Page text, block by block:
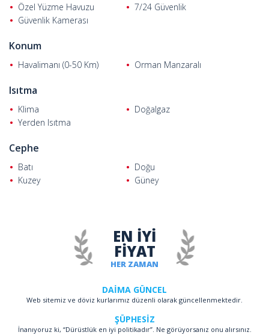
Özel Yüzme Havuzu
7/24 Güvenlik
Güvenlik Kamerası
Konum
Havalimanı (0-50 Km) Orman Manzaralı
Isıtma
Klima
Doğalgaz
Yerden Isıtma
Cephe
Batı
Doğu
Kuzey
Güney
HER ZAMAN
EN İYİ
FİYAT
DAİMA GÜNCEL
Web sitemiz ve döviz kurlarımız düzenli olarak güncellenmektedir.
ŞÜPHESİZ
İnanıyoruz ki, “Dürüstlük en iyi politikadır”. Ne görüyorsanız onu alırsınız.